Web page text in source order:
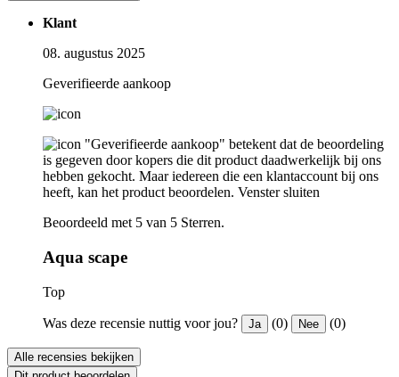
Klant
08. augustus 2025
Geverifieerde aankoop
"Geverifieerde aankoop" betekent dat de beoordeling
is gegeven door kopers die dit product daadwerkelijk bij ons
hebben gekocht. Maar iedereen die een klantaccount bij ons
heeft, kan het product beoordelen. Venster sluiten
Beoordeeld met 5 van 5 Sterren.
Aqua scape
Top
Was deze recensie nuttig voor jou? Ja (0) Nee (0)
Alle recensies bekijken